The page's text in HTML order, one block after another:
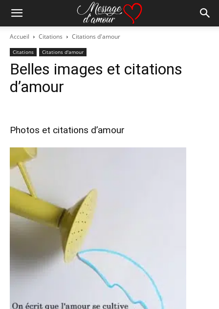
Accueil Citations Citations d'amour
Citations Citations d'amour
Belles images et citations
d’amour
Photos et citations d’amour